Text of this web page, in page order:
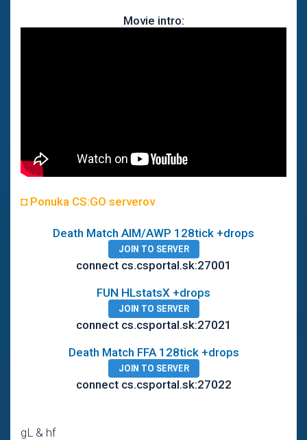
Movie intro:
◘ Ponuka CS:GO serverov
Death Match AIM/AWP 128tick +drops
JOIN TO SERVER
connect cs.csportal.sk:27001
FUN HLstatsX +drops
JOIN TO SERVER
connect cs.csportal.sk:27021
Death Match FFA 128tick +drops
JOIN TO SERVER
connect cs.csportal.sk:27022
gL & hf